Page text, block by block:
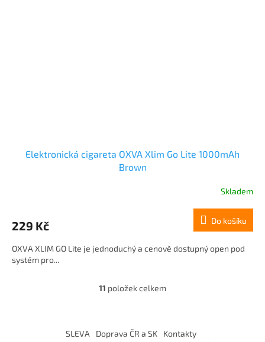
Elektronická cigareta OXVA Xlim Go Lite 1000mAh
Brown
Skladem
229 Kč Do košíku
OXVA XLIM GO Lite je jednoduchý a cenově dostupný open pod
systém pro...
O
á
d
11 položek celkem
SLEVA Doprava ČR a SK
Kontakty